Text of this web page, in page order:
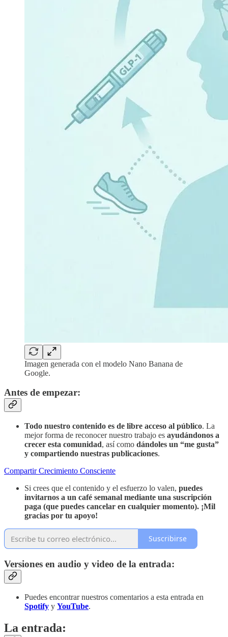
Imagen generada con el modelo Nano Banana de
Google.
Antes de empezar:
Todo nuestro contenido es de libre acceso al público. La
mejor forma de reconocer nuestro trabajo es ayudándonos a
crecer esta comunidad, así como dándoles un “me gusta”
y compartiendo nuestras publicaciones.
Compartir Crecimiento Consciente
Si crees que el contenido y el esfuerzo lo valen, puedes
invitarnos a un café semanal mediante una suscripción
paga (que puedes cancelar en cualquier momento). ¡Mil
gracias por tu apoyo!
Suscribirse
Versiones en audio y video de la entrada:
Puedes encontrar nuestros comentarios a esta entrada en
Spotify y YouTube.
La entrada: